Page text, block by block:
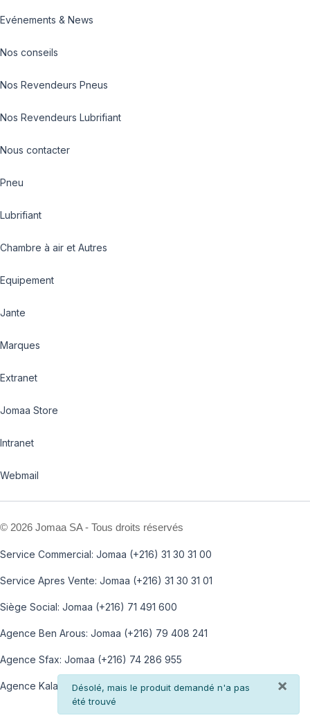
×
info
Désolé, mais le produit demandé n'a pas
été trouvé
Evénements & News
Nos conseils
Nos Revendeurs Pneus
Nos Revendeurs Lubrifiant
Nous contacter
Pneu
Lubrifiant
Chambre à air et Autres
Equipement
Jante
Marques
Extranet
Jomaa Store
Intranet
Webmail
© 2026 Jomaa SA - Tous droits réservés
Service Commercial: Jomaa (+216) 31 30 31 00
Service Apres Vente: Jomaa (+216) 31 30 31 01
Siège Social: Jomaa (+216) 71 491 600
Agence Ben Arous: Jomaa (+216) 79 408 241
Agence Sfax: Jomaa (+216) 74 286 955
Agence Kalaa: Jomaa (+216) 73 812 100